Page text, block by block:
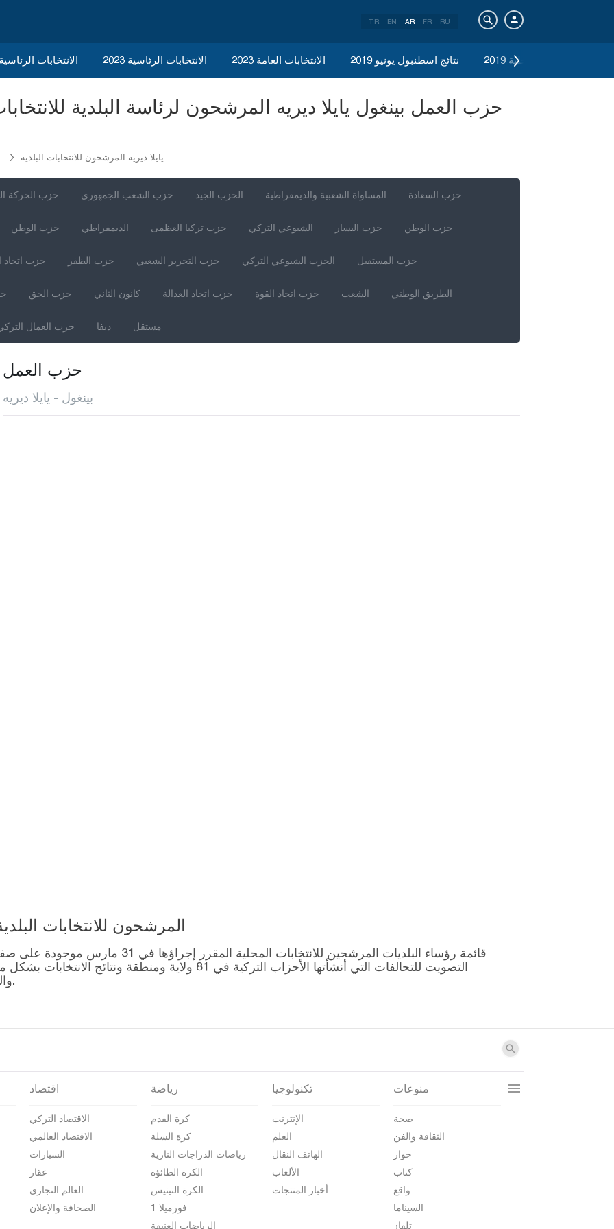
TR EN AR FR RU
2023 الانتخابات الانتخابات الرئاسية 2023 الانتخابات العامة 2023 نتائج اسطنبول يونيو 2019 الانتخابات المحلية 2019
يايلا ديريه المرشحون للانتخابات البلدية
حزب الحركة حزب الشعب الجمهوري الحزب الجيد المساواة الشعبية والديمقراطية حزب السعادة
حزب الوطن الديمقراطي حزب تركيا العظمى الشيوعي التركي حزب اليسار حزب الوطن
حزب اتحاد حزب الظفر حزب التحرير الشعبي الحزب الشيوعي التركي حزب المستقبل
حزب الحق كانون الثاني حزب اتحاد العدالة حزب اتحاد القوة الشعب الطريق الوطني
حزب العمال ديفا مستقل
حزب العمل
بينغول - يايلا ديريه
المرشحون للانتخابات البلدية المحلية –
قائمة رؤساء البلديات المرشحين للانتخابات
التصويت للتحالفات التي أنشأتها الأحزاب التركية في 81
والمرشحين على صفحة نتائج الانتخابات 2024.
اقتصاد
الاقتصاد التركي
الاقتصاد العالمي
السيارات
عقار
العالم التجاري
الصحافة والإعلان
رياضة
كرة القدم
كرة السلة
رياضات الدراجات النارية
الكرة الطائؤة
الكرة التينيس
فورميلا 1
الرياضات العنيفة
تكنولوجيا
الإنترنت
العلم
الهاتف النقال
الألعاب
أخبار المنتجات
منوعات
صحة
الثقافة والفن
حوار
كتاب
واقع
السيناما
تلفاز